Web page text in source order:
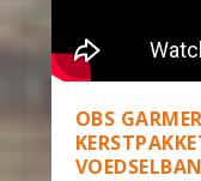
OBS